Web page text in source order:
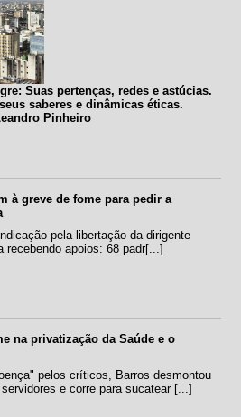
Suas pertenças, redes e astúcias.
saberes e dinâmicas éticas.
Pinheiro
à greve de fome para pedir a
pela libertação da dirigente
recebendo apoios: 68 padr[...]
na privatização da Saúde e o
pelos críticos, Barros desmontou
e corre para sucatear [...]